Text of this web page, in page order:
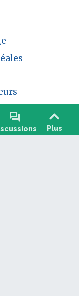
forum
Plus